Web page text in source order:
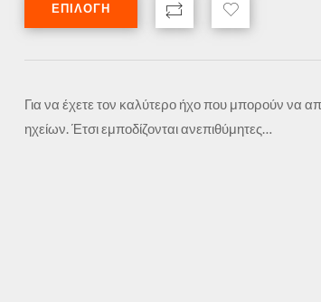
ΕΠΙΛΟΓΉ
Για να έχετε τον καλύτερο ήχο που μπορούν να
ηχείων. Έτσι εμποδίζονται ανεπιθύμητες…